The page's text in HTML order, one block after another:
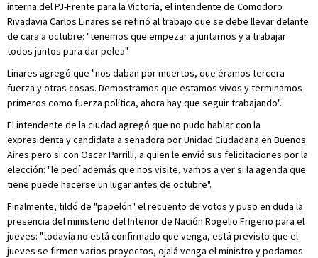
interna del PJ-Frente para la Victoria, el intendente de Comodoro
Rivadavia Carlos Linares se refirió al trabajo que se debe llevar delante
de cara a octubre: "tenemos que empezar a juntarnos y a trabajar
todos juntos para dar pelea".
Linares agregó que "nos daban por muertos, que éramos tercera
fuerza y otras cosas. Demostramos que estamos vivos y terminamos
primeros como fuerza política, ahora hay que seguir trabajando".
El intendente de la ciudad agregó que no pudo hablar con la
expresidenta y candidata a senadora por Unidad Ciudadana en Buenos
Aires pero si con Oscar Parrilli, a quien le envió sus felicitaciones por la
elección: "le pedí además que nos visite, vamos a ver si la agenda que
tiene puede hacerse un lugar antes de octubre".
Finalmente, tildó de "papelón" el recuento de votos y puso en duda la
presencia del ministerio del Interior de Nación Rogelio Frigerio para el
jueves: "todavía no está confirmado que venga, está previsto que el
jueves se firmen varios proyectos, ojalá venga el ministro y podamos